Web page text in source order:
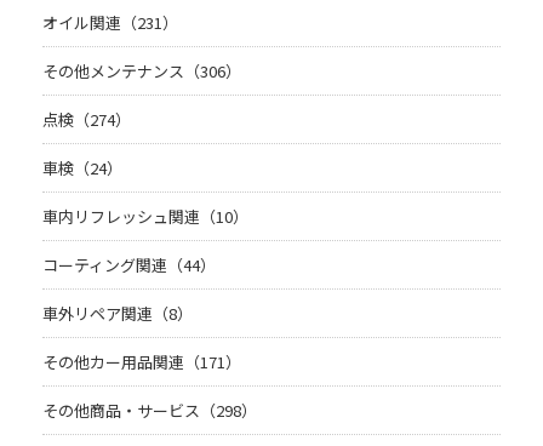
オイル関連（231）
その他メンテナンス（306）
点検（274）
車検（24）
車内リフレッシュ関連（10）
コーティング関連（44）
車外リペア関連（8）
その他カー用品関連（171）
その他商品・サービス（298）